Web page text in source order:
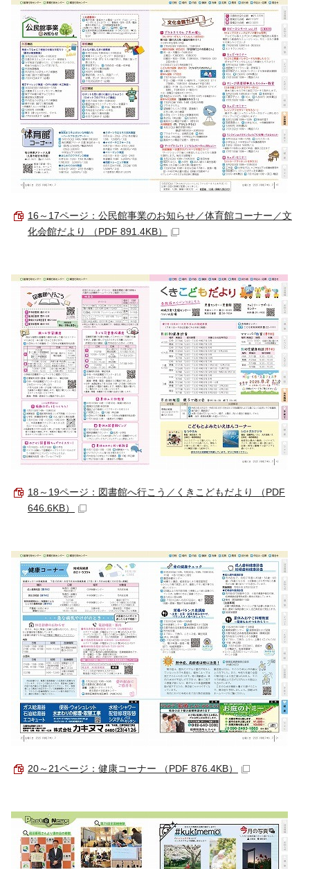
16～17ページ：公民館事業のお知らせ／体育館コーナー／文
化会館だより （PDF 891.4KB）
18～19ページ：図書館へ行こう／くきこどもだより （PDF
646.6KB）
20～21ページ：健康コーナー （PDF 876.4KB）